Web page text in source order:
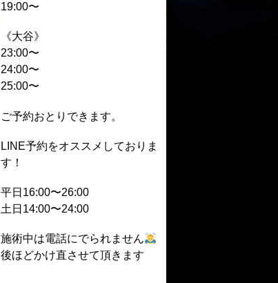
19:00〜
《大谷》
23:00〜
24:00〜
25:00〜
ご予約おとりできます。
LINE予約をオススメしておりま
す！
平日16:00〜26:00
土日14:00〜24:00
施術中は電話にでられません
後ほどかけ直させて頂きます